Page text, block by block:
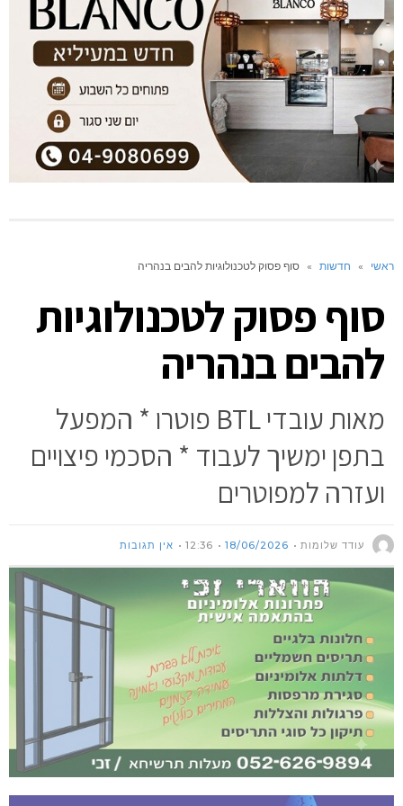
ראשי » חדשות » סוף פסוק לטכנולוגיות להבים בנהריה
סוף פסוק לטכנולוגיות
להבים בנהריה
מאות עובדי BTL פוטרו * המפעל
בתפן ימשיך לעבוד * הסכמי פיצויים
ועזרה למפוטרים
עודד שלומות 18/06/2026
12:36 אין תגובות